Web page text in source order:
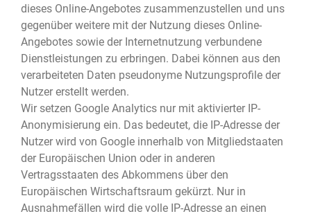
dieses Online-Angebotes zusammenzustellen und uns
gegenüber weitere mit der Nutzung dieses Online-
Angebotes sowie der Internetnutzung verbundene
Dienstleistungen zu erbringen. Dabei können aus den
verarbeiteten Daten pseudonyme Nutzungsprofile der
Nutzer erstellt werden.
Wir setzen Google Analytics nur mit aktivierter IP-
Anonymisierung ein. Das bedeutet, die IP-Adresse der
Nutzer wird von Google innerhalb von Mitgliedstaaten
der Europäischen Union oder in anderen
Vertragsstaaten des Abkommens über den
Europäischen Wirtschaftsraum gekürzt. Nur in
Ausnahmefällen wird die volle IP-Adresse an einen